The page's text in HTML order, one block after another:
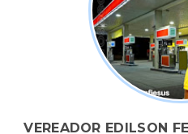
VEREADOR EDILSON